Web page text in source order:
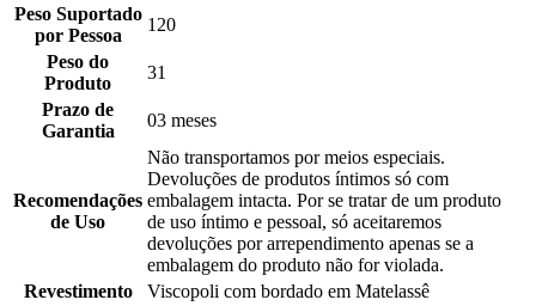
Peso Suportado
por Pessoa
120
Peso do
Produto
31
Prazo de
Garantia
03 meses
Recomendações
de Uso
Não transportamos por meios especiais.
Devoluções de produtos íntimos só com
embalagem intacta. Por se tratar de um produto
de uso íntimo e pessoal, só aceitaremos
devoluções por arrependimento apenas se a
embalagem do produto não for violada.
Revestimento
Viscopoli com bordado em Matelassê